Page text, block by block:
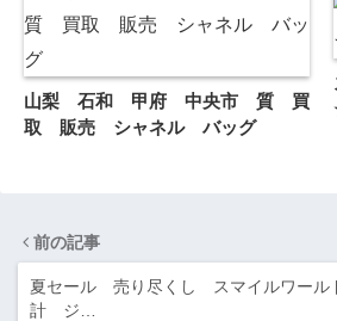
山梨 石和 甲府 中央市 質 買
取 販売 シャネル バッグ
前の記事
夏セール 売り尽くし スマイルワー
計 ジ…